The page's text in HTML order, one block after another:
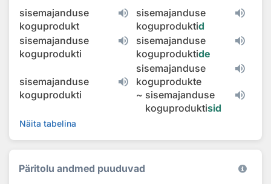
sisemajanduse
koguprodukt
sisemajanduse
koguproduktid
sisemajanduse
koguprodukti
sisemajanduse
koguproduktide
sisemajanduse
koguprodukti
sisemajanduse
koguprodukte
~ sisemajanduse
koguproduktisid
Näita tabelina
Päritolu andmed puuduvad